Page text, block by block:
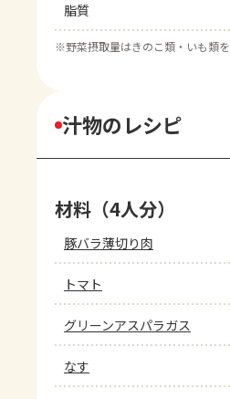
脂質
※野菜摂取量はきのこ類・いも類
汁物のレシピ
材料（4人分）
豚バラ薄切り肉
トマト
グリーンアスパラガス
なす